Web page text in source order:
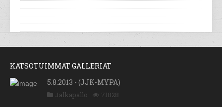
KATSOTUIMMAT GALLERIAT
5.8.2013 - (JJK-MYPA)
Jalkapallo 71828